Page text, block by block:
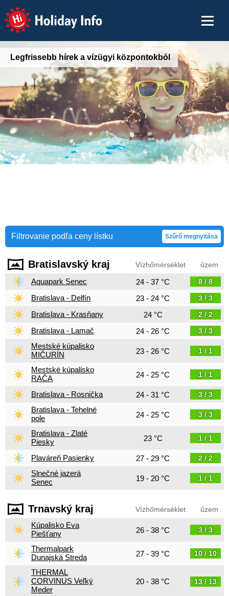
Holiday Info
Legfrissebb hírek a vízügyi központokból
Filtrovanie podľa ceny lístku Szűrő megnyitása
Bratislavský kraj Vízhőmérséklet űzem
Aquapark Senec 24 - 37 °C 8 / 8
Bratislava - Delfín 23 - 24 °C 3 / 3
Bratislava - Krasňany 24 °C 2 / 2
Bratislava - Lamač 24 - 26 °C 3 / 3
Mestské kúpalisko
MIČURÍN
23 - 26 °C 1 / 1
Mestské kúpalisko
RAČA
24 - 25 °C 1 / 1
Bratislava - Rosnička 24 - 31 °C 3 / 3
Bratislava - Tehelné
pole
24 - 25 °C 3 / 3
Bratislava - Zlaté
Piesky
23 °C 1 / 1
Plaváreň Pasienky 27 - 29 °C 2 / 2
Slnečné jazerá
Senec
19 - 20 °C 1 / 1
Trnavský kraj Vízhőmérséklet űzem
Kúpalisko Eva
Piešťany
26 - 38 °C 3 / 3
Thermalpark
Dunajská Streda
27 - 39 °C 10 / 10
THERMAL
CORVINUS Veľký
Meder
20 - 38 °C 13 / 13